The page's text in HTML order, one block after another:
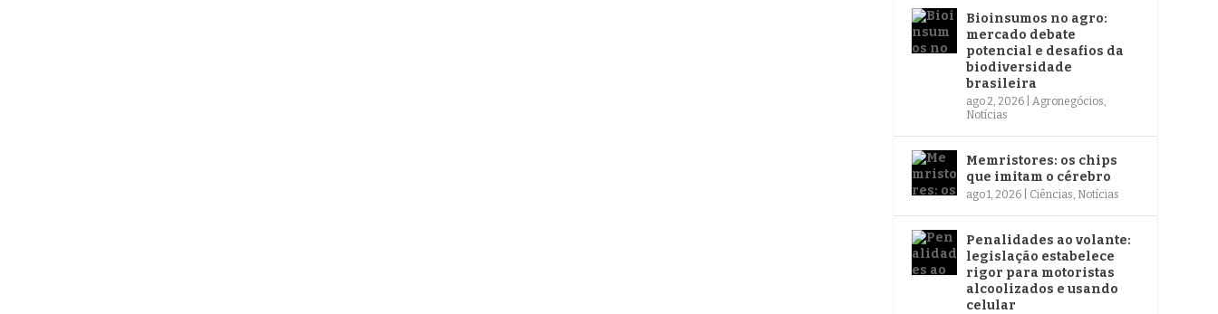
Bioinsumos no agro:
mercado debate
potencial e desafios da
biodiversidade
brasileira
ago 2, 2026 |Agronegócios,
Notícias
Memristores: os chips
que imitam o cérebro
ago 1, 2026 Ciências, Notícias
Penalidades ao volante:
legislação estabelece
rigor para motoristas
alcoolizados e usando
celular